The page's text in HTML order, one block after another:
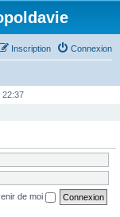
Connexion
Inscription
22:37
de moi